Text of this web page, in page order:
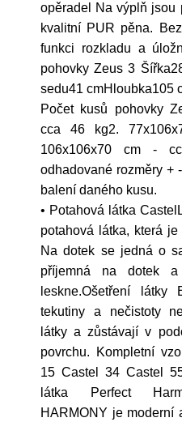
opěradel Na výplň jsou
kvalitní PUR pěna.
funkci rozkladu a
pohovky Zeus 3
sedu41 cmHloubka105
Počet kusů pohovky
cca 46 kg2.
106x106x70 cm -
odhadované rozměry +
balení daného kusu.
• Potahová látka
potahová látka, která
Na dotek se jedná o
příjemná na dotek
leskne.Ošetření
tekutiny a nečistoty
látky a zůstávají v
povrchu. Kompletní
15 Castel 34 Castel
látka Perfect
HARMONY je moderní